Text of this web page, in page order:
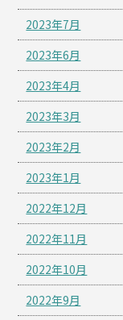
2023年7月
2023年6月
2023年4月
2023年3月
2023年2月
2023年1月
2022年12月
2022年11月
2022年10月
2022年9月